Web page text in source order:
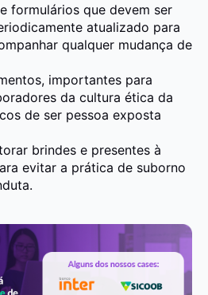
formulários que devem ser
atualizado para
qualquer mudança de
importantes para
da cultura ética da
de ser pessoa exposta
brindes e presentes à
evitar a prática de suborno